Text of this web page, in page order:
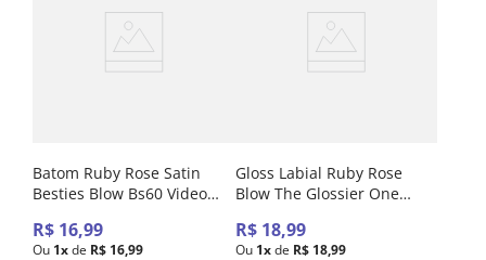
Batom Ruby Rose Satin
Besties Blow Bs60 Video
R$ 16,99
Ou 1xde R$ 16,99
Gloss Labial Ruby Rose
Blow The Glossier One
R$ 18,99
Ou 1x de R$ 18,99